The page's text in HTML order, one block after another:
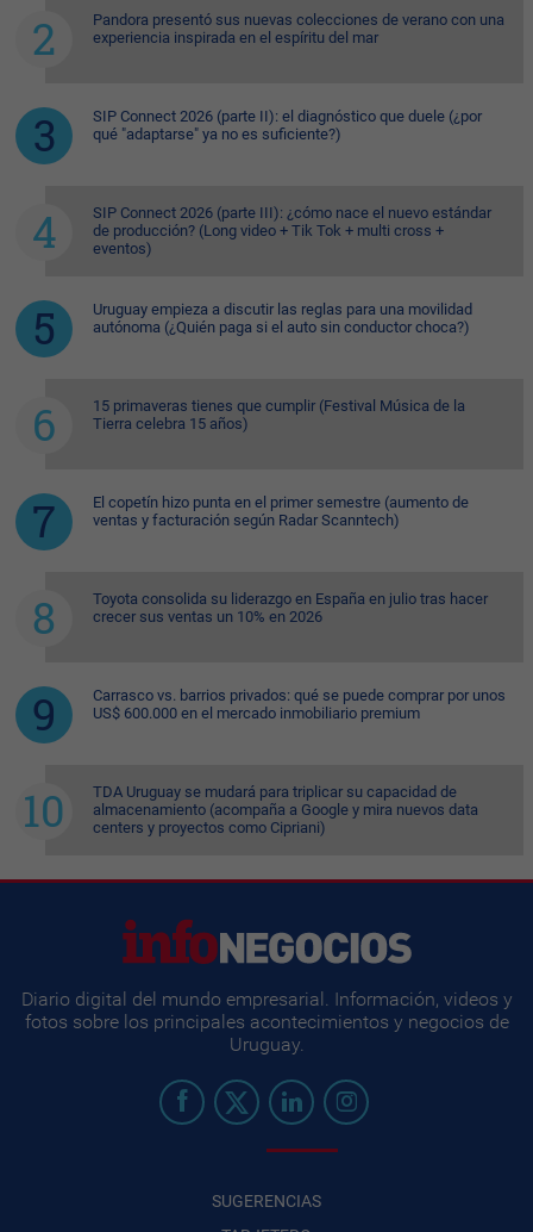
Pandora presentó sus nuevas colecciones de verano con una
experiencia inspirada en el espíritu del mar
SIP Connect 2026 (parte II): el diagnóstico que duele (¿por
qué "adaptarse" ya no es suficiente?)
SIP Connect 2026 (parte III): ¿cómo nace el nuevo estándar
de producción? (Long video + Tik Tok + multi cross +
eventos)
Uruguay empieza a discutir las reglas para una movilidad
autónoma (¿Quién paga si el auto sin conductor choca?)
15 primaveras tienes que cumplir (Festival Música de la
Tierra celebra 15 años)
El copetín hizo punta en el primer semestre (aumento de
ventas y facturación según Radar Scanntech)
Toyota consolida su liderazgo en España en julio tras hacer
crecer sus ventas un 10% en 2026
Carrasco vs. barrios privados: qué se puede comprar por unos
US$ 600.000 en el mercado inmobiliario premium
TDA Uruguay se mudará para triplicar su capacidad de
almacenamiento (acompaña a Google y mira nuevos data
centers y proyectos como Cipriani)
Diario digital del mundo empresarial. Información, videos y
fotos sobre los principales acontecimientos y negocios de
Uruguay.
SUGERENCIAS